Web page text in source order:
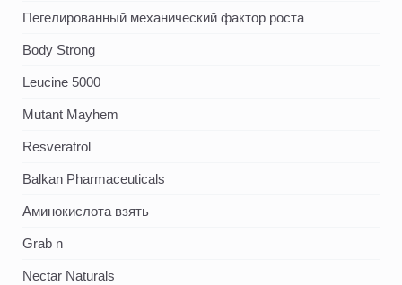
Пегелированный механический фактор роста
Body Strong
Leucine 5000
Mutant Mayhem
Resveratrol
Balkan Pharmaceuticals
Аминокислота взять
Grab n
Nectar Naturals